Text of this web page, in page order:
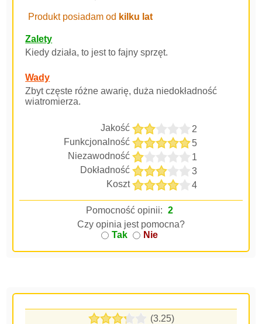
Produkt posiadam od kilku lat
Zalety
Kiedy działa, to jest to fajny sprzęt.
Wady
Zbyt częste różne awarię, duża niedokładność
wiatromierza.
Jakość
2
Funkcjonalność
5
Niezawodność
1
Dokładność
3
Koszt
4
Pomocność opinii: 2
Czy opinia jest pomocna?
Tak
Nie
(3.25)